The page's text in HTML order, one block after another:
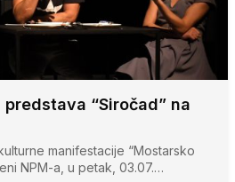
“Siročad” na
manifestacije “Mostarsko
NPM-a, u petak, 03.07.…